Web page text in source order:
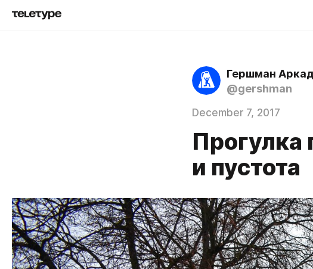
Гершман
@gershman
December 7, 2017
Прогулка
и пустота